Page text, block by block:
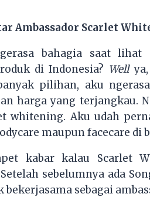
Ambassador Scarlet
bahagia saat
di Indonesia? Wellya,
pilihan, aku
harga yang terjangkau.
whitening. Aku udah
maupun facecare di
kabar kalau Scarlet
sebelumnya ada
sebagai